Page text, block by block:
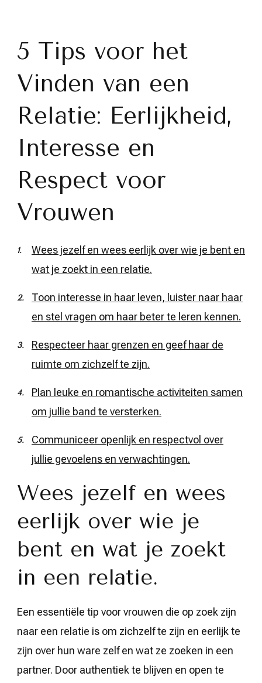
5 Tips voor het
Vinden van een
Relatie: Eerlijkheid,
Interesse en
Respect voor
Vrouwen
Wees jezelf en wees eerlijk over wie je bent en
wat je zoekt in een relatie.
Toon interesse in haar leven, luister naar haar
en stel vragen om haar beter te leren kennen.
Respecteer haar grenzen en geef haar de
ruimte om zichzelf te zijn.
Plan leuke en romantische activiteiten samen
om jullie band te versterken.
Communiceer openlijk en respectvol over
jullie gevoelens en verwachtingen.
Wees jezelf en wees
eerlijk over wie je
bent en wat je zoekt
in een relatie.
Een essentiële tip voor vrouwen die op zoek zijn
naar een relatie is om zichzelf te zijn en eerlijk te
zijn over hun ware zelf en wat ze zoeken in een
partner. Door authentiek te blijven en open te